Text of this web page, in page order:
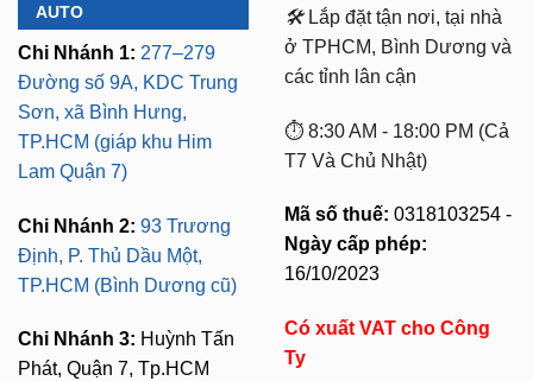
AUTO
Chi Nhánh 1: 277–279
Đường số 9A, KDC Trung
Sơn, xã Bình Hưng,
TP.HCM (giáp khu Him
Lam Quận 7)
Chi Nhánh 2: 93 Trương
Định, P. Thủ Dầu Một,
TP.HCM (Bình Dương cũ)
Chi Nhánh 3: Huỳnh Tấn
Phát, Quận 7, Tp.HCM
🛠️ Lắp đặt tận nơi, tại nhà
ở TPHCM, Bình Dương và
các tỉnh lân cận
⏱️ 8:30 AM - 18:00 PM (Cả
T7 Và Chủ Nhật)
Mã số thuế: 0318103254 -
Ngày cấp phép:
16/10/2023
Có xuất VAT cho Công
Ty